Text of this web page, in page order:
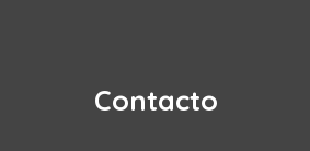
Contacto